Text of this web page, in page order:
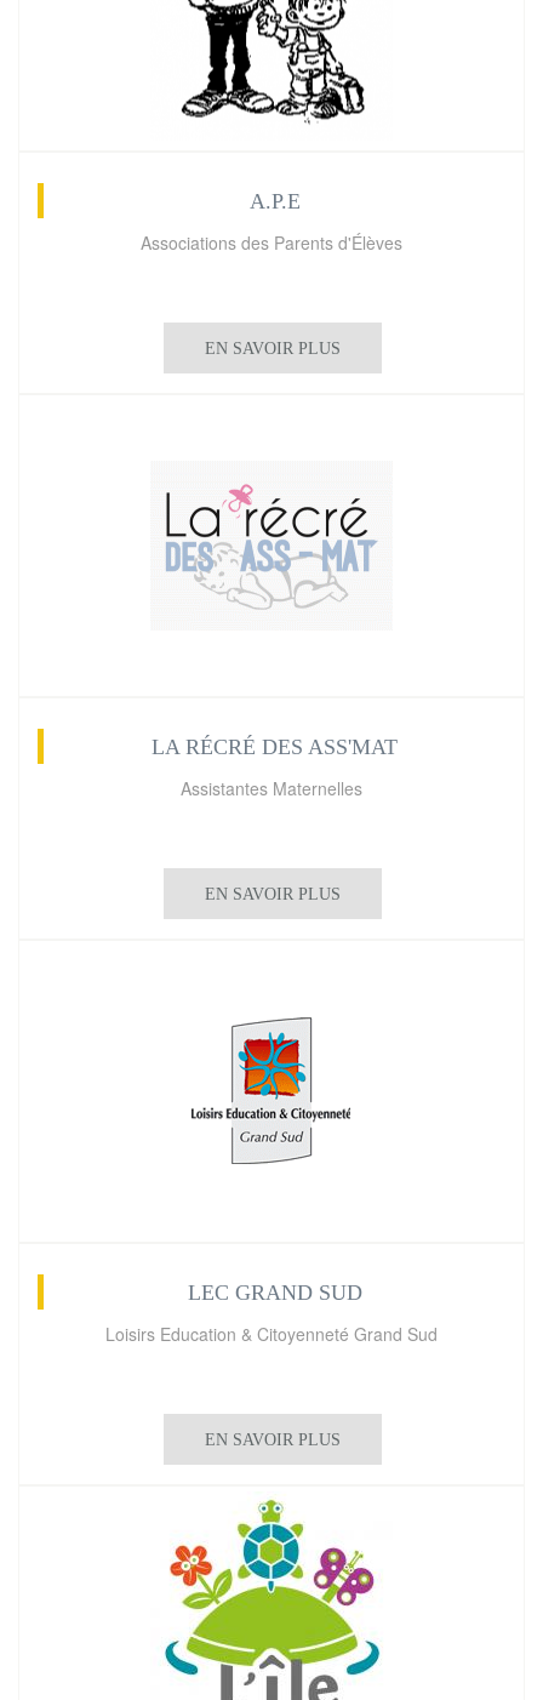
A.P.E
Associations des Parents d'Élèves
EN SAVOIR PLUS
LA RÉCRÉ DES ASS'MAT
Assistantes Maternelles
EN SAVOIR PLUS
LEC GRAND SUD
Loisirs Education & Citoyenneté Grand Sud
EN SAVOIR PLUS